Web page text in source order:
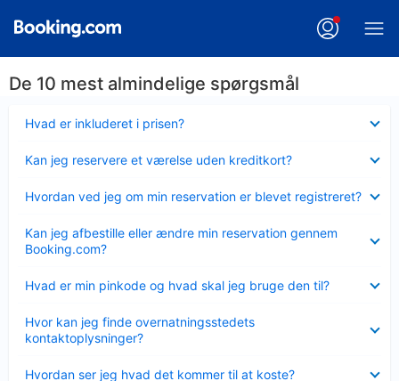
De 10 mest almindelige spørgsmål
Hvad er inkluderet i prisen?
Kan jeg reservere et værelse uden kreditkort?
Hvordan ved jeg om min reservation er blevet registreret?
Kan jeg afbestille eller ændre min reservation gennem
Booking.com?
Hvad er min pinkode og hvad skal jeg bruge den til?
Hvor kan jeg finde overnatningsstedets
kontaktoplysninger?
Hvordan ser jeg hvad det kommer til at koste?